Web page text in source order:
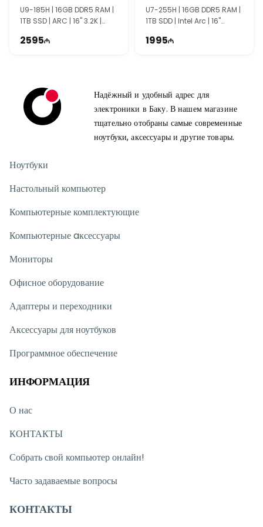
Модель HP ProBook 450 G10 9X1Q4ES можно
приобрести в магазине Texno Империя как за
наличный расчёт, так и по безналичному переводу.
90NB12E3-M006U0
U9-185H | 16GB DDR5 RAM |
1TB SSD | ARC | 16" 3.2K |
2595
90NB16I2-M00640
U7-255H | 16GB DDR5 RAM |
1TB SDD | Intel Arc | 16"
1995
Надёжный и удобный адрес для
электроники в Баку. В нашем магазине
тщательно отобраны самые современные
ноутбуки, аксессуары и другие товары.
Ноутбуки
Настольный компьютер
Компьютерные комплектующие
Компьютерные aксессуары
Мониторы
Офисное оборудование
Адаптеры и переходники
Аксессуары для ноутбуков
Программное обеспечение
ИНФОРМАЦИЯ
О нас
КОНТАКТЫ
Собрать свой компьютер онлайн!
Часто задаваемые вопросы
КОНТАКТЫ